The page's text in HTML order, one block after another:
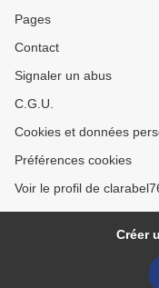
Pages
Contact
Signaler un abus
C.G.U.
Cookies et données
Préférences cookies
Voir le profil de
Créer